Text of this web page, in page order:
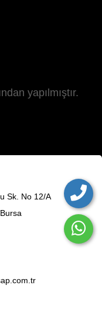
yapılmıştır.
Sk. No 12/A